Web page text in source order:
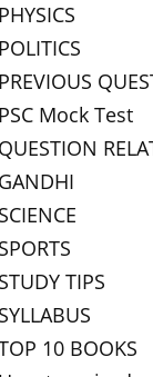
PHYSICS
POLITICS
PREVIOUS
PSC Mock Test
QUESTION
GANDHI
SCIENCE
SPORTS
STUDY TIPS
SYLLABUS
10 BOOKS